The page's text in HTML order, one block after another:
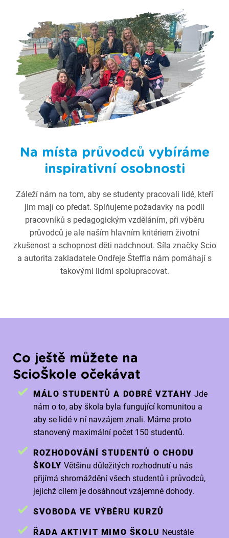
Na místa průvodců vybíráme
inspirativní osobnosti
Záleží nám na tom, aby se studenty pracovali lidé, kteří
jim mají co předat. Splňujeme požadavky na podíl
pracovníků s pedagogickým vzděláním, při výběru
průvodců je ale naším hlavním kritériem životní
zkušenost a schopnost děti nadchnout. Síla značky Scio
a autorita zakladatele Ondřeje Šteffla nám pomáhají s
takovými lidmi spolupracovat.
Co ještě můžete na
ScioŠkole očekávat
MÁLO STUDENTŮ A DOBRÉ VZTAHY Jde
nám o to, aby škola byla fungující komunitou a
aby se lidé v ní navzájem znali. Máme proto
stanovený maximální počet 150 studentů.
ROZHODOVÁNÍ STUDENTŮ O CHODU
ŠKOLY Většinu důležitých rozhodnutí u nás
přijímá shromáždění všech studentů i průvodců,
jejichž cílem je dosáhnout vzájemné dohody.
SVOBODA VE VÝBĚRU KURZŮ
ŘADA AKTIVIT MIMO ŠKOLU Neustále